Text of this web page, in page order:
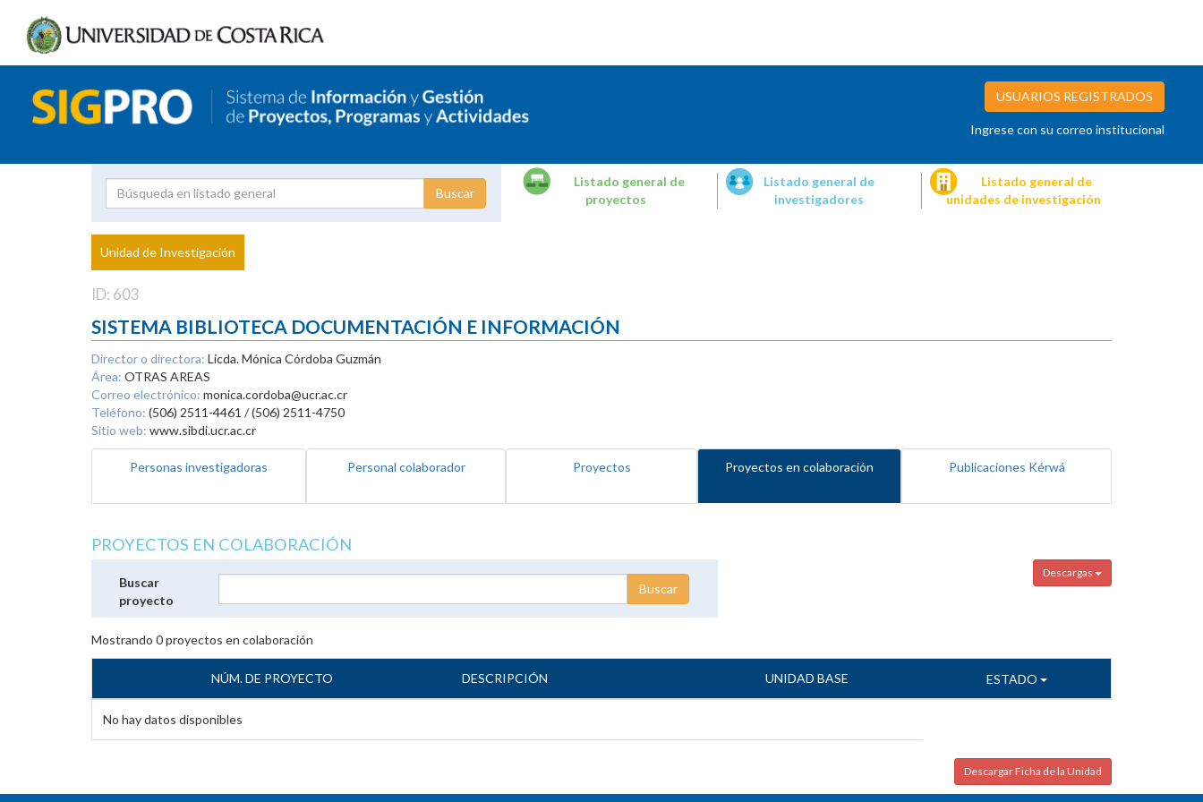
USUARIOS REGISTRADOS
Ingrese con su correo institucional
Proyecto
Investigador
Listado general de
proyectos
Listado general de
investigadores
Listado general de
unidades de investigación
Unidad de Investigación
ID: 603
SISTEMA BIBLIOTECA DOCUMENTACIÓN E INFORMACIÓN
Director o directora: Licda. Mónica Córdoba Guzmán
Área: OTRAS AREAS
Correo electrónico: monica.cordoba@ucr.ac.cr
Teléfono: (506) 2511-4461 / (506) 2511-4750
Sitio web: www.sibdi.ucr.ac.cr
Personas investigadoras Personal colaborador Proyectos Proyectos en colaboración Publicaciones Kérwá
PROYECTOS EN COLABORACIÓN
Descargas
Buscar
proyecto
Mostrando 0proyectos en colaboración
NÚM. DE PROYECTO DESCRIPCIÓN UNIDAD BASE ESTADO
No hay datos disponibles
Descargar Ficha de la Unidad